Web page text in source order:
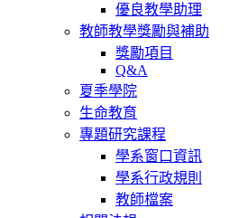
優良教學助理
教師教學獎勵與補助
獎勵項目
Q&A
夏季學院
生命教育
專題研究課程
學系窗口資訊
學系行政規則
教師檔案